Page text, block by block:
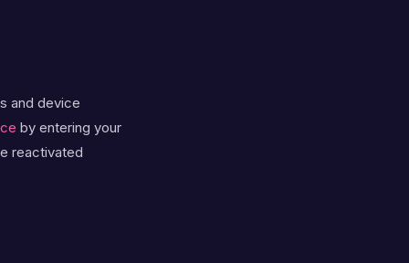
and device
by entering your
reactivated